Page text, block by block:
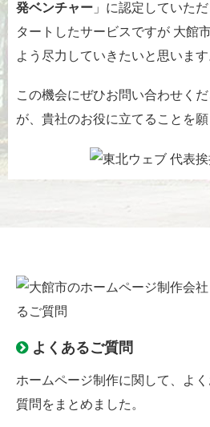
発ベンチャー 」に認定していた
タートしたサービスですが 大館
よう尽力していきたいと思います
この機会にぜひお問い合わせくだ
が、貴社のお役に立てることを願
よくあるご質問
ホームページ制作に関して、よ
質問をまとめました。